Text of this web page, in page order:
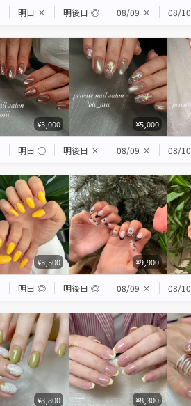
明日 × 明後日 ◎ 08/09 × 08/10
¥5,000 ¥5,000
明日 ◯ 明後日 × 08/09 × 08/10
¥5,500 ¥9,900
明日 ◎ 明後日 ◎ 08/09 × 08/10
¥8,800 ¥8,300